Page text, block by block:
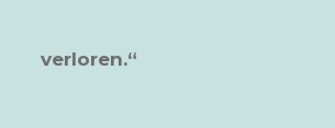
verloren.“